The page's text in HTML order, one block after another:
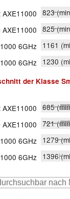
823
825
6GHz 1161
6GHz 1230
der Klasse
685
721
6GHz 1279
6GHz 1396